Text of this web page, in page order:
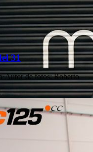
31
·Autor de fotos: Roberto